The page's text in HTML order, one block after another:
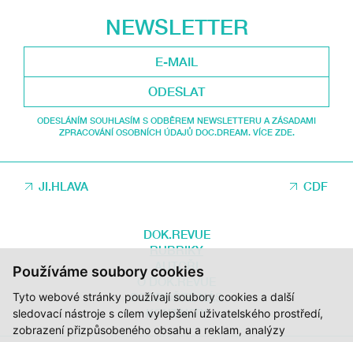
Používáme soubory cookies
Tyto webové stránky používají soubory cookies a další
sledovací nástroje s cílem vylepšení uživatelského prostředí,
zobrazení přizpůsobeného obsahu a reklam, analýzy
NEWSLETTER
ODESLAT
ODESLÁNÍM SOUHLASÍM S ODBĚREM NEWSLETTERU A ZÁSADAMI
ZPRACOVÁNÍ OSOBNÍCH ÚDAJŮ DOC.DREAM. VÍCE ZDE.
JI.HLAVA CDF
DOK.REVUE
RUBRIKY
AUTOŘI
O DOK.REVUE
PODPOŘTE NÁS
KONTAKTY